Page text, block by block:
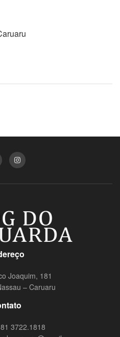
Joaquim, 181
– Caruaru
81 3722.1818